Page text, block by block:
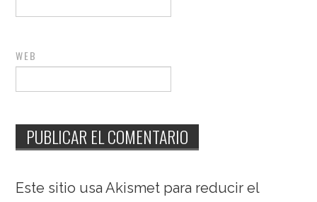
WEB
Este sitio usa Akismet para reducir el